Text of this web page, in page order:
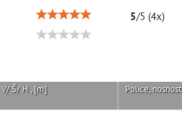
5/5 (4x)
V/ Š/ H , [m] Police, nosnost